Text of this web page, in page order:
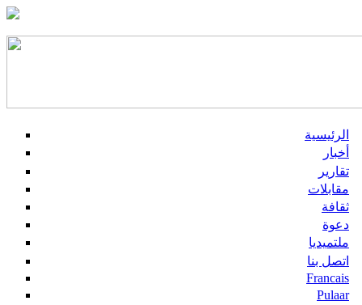
الرئيسية
أخبار
تقارير
مقابلات
ثقافة
دعوة
ملتميديا
اتصل بنا
Francais
Pulaar